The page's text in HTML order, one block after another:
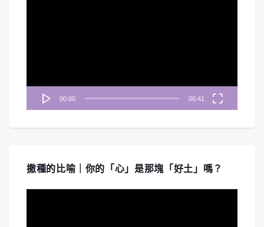
00:00 00:41
撒種的比喻｜你的「心」是那塊「好土」嗎？